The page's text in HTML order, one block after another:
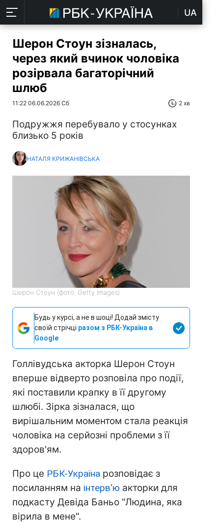
UA
Шерон Стоун зізналась,
через який вчинок чоловіка
розірвала багаторічний
шлюб
11:22 06.06.2026 Сб 2 хв
Подружжя перебувало у стосунках
близько 5 років
НАТАЛЯ КРИЖАНІВСЬКА
Шерон Стоун (фото: Getty Images)
Будь у курсі, а не в шоці! Додай змісту
своїй стрічці разом з РБК-Україна в
Google
Голлівудська акторка Шерон Стоун
вперше відверто розповіла про події,
які поставили крапку в її другому
шлюбі. Зірка зізналася, що
вирішальним моментом стала реакція
чоловіка на серйозні проблеми з її
здоров'ям.
Про це РБК-Україна розповідає з
посиланням на інтерв'ю акторки для
подкасту Девіда Баньо "Людина, яка
вірила в мене".